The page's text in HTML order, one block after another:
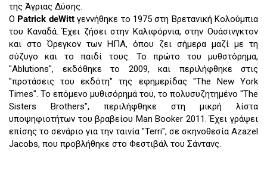
της Άγριας Δύσης.
Ο Patrick deWittγεννήθηκε το 1975 στη Βρετανική Κολούμπια
του Καναδά. Έχει ζήσει στην Καλιφόρνια, στην Ουάσινγκτον
και στο Όρεγκον των ΗΠΑ, όπου ζει σήμερα μαζί με τη
σύζυγο και το παιδί τους. Το πρώτο του μυθστόρημα,
"Ablutions", εκδόθηκε το 2009, και περιλήφθηκε στις
"προτάσεις του εκδότη" της εφημερίδας "The New York
Times". Το επόμενο μυθισόρημά του, το πολυσυζητημένο "The
Sisters Brothers", περιλήφθηκε στη μικρή λίστα
υποψηφιοτήτων του βραβείου Man Booker 2011. Έχει γράψει
επίσης το σενάριο για την ταινία "Terri", σε σκηνοθεσία Azazel
Jacobs, που προβλήθηκε στο Φεστιβάλ του Σάντανς.